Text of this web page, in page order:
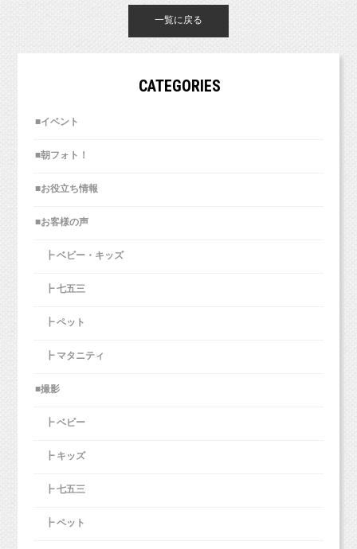
一覧に戻る
CATEGORIES
■イベント
■朝フォト！
■お役立ち情報
■お客様の声
┣ ベビー・キッズ
┣ 七五三
┣ ペット
┣ マタニティ
■撮影
┣ ベビー
┣ キッズ
┣ 七五三
┣ ペット